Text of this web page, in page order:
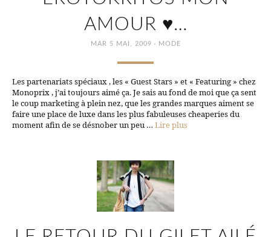
AMOUR ♥…
MAR 5 MAI, 2009 · MODE
Les partenariats spéciaux , les « Guest Stars » et « Featuring » chez
Monoprix , j’ai toujours aimé ça. Je sais au fond de moi que ça sent
le coup marketing à plein nez, que les grandes marques aiment se
faire une place de luxe dans les plus fabuleuses cheaperies du
moment afin de se désnober un peu … Lire plus